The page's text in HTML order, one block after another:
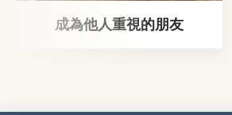
成為他人重視的朋友